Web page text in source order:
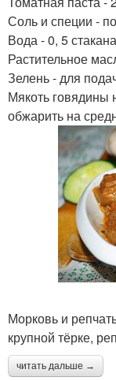
Соль и специи -
Вода - 0, 5
Растительное
Зелень - для
Мякоть говядины
обжарить на
Морковь и
крупной тёрке,
читать дальше →